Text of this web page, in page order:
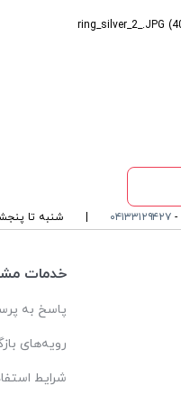
- ۰۴۱۳۳۱۲۹۴۲۷ شنبه تا پنجشنبه ، ۱۰ الی 13 و 16 الی 19
خدمات
پاسخ به
رویه‌های
شرایط